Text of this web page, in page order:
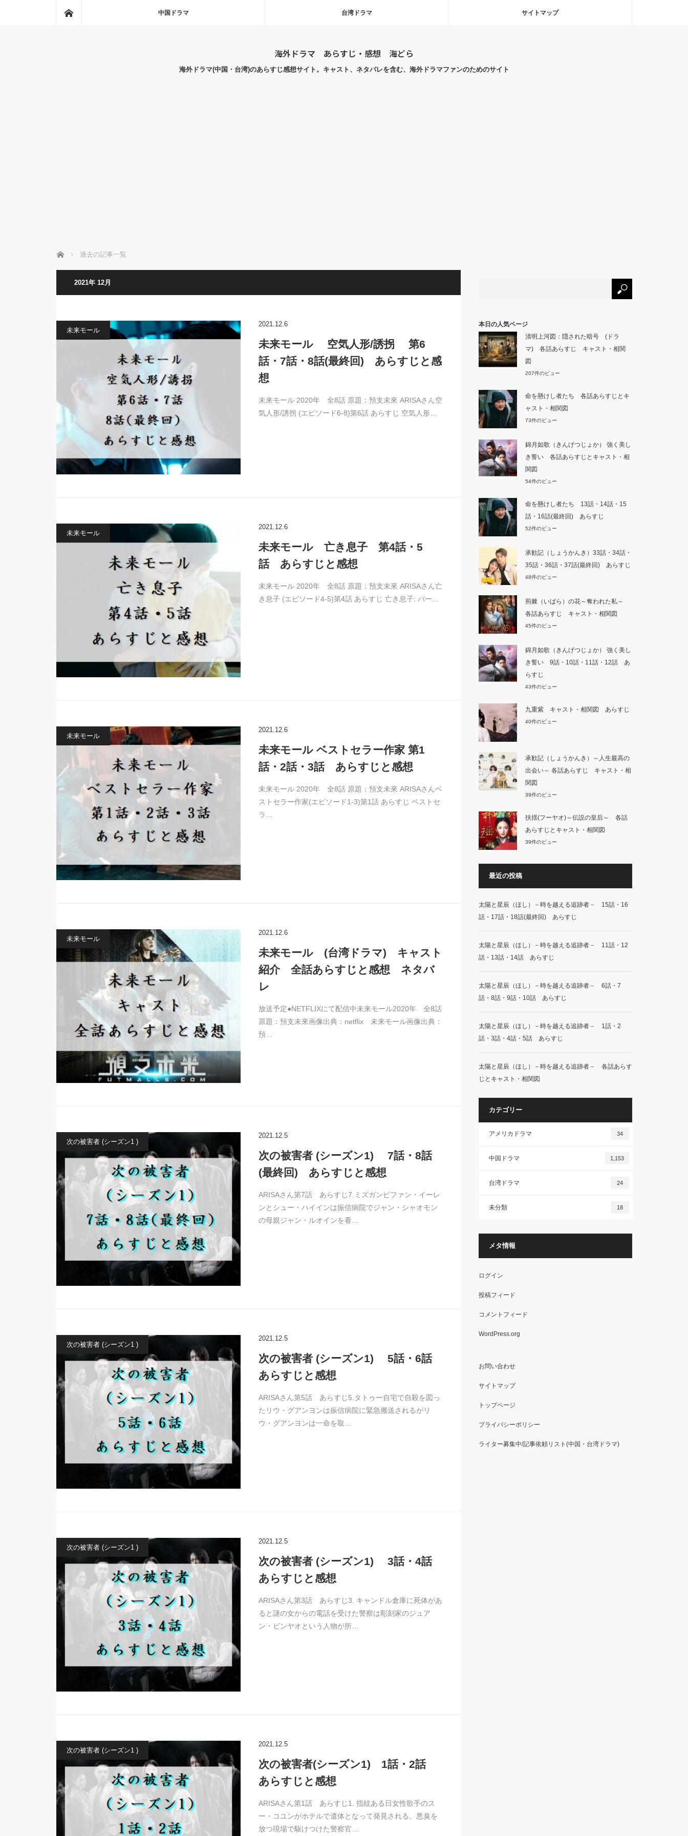
中国ドラマ 台湾ドラマ サイトマップ
海外ドラマ あらすじ・感想 海どら
海外ドラマ(中国・台湾)のあらすじ感想サイト。キャスト、ネタバレを含む、海外ドラマファンのためのサイト
ホーム 過去の記事一覧
2021年 12月
未来モール
2021.12.6
未来モール 空気人形/誘拐 第6
話・7話・8話(最終回) あらすじと感
想
未来モール 2020年 全8話 原題：預支未來 ARISAさん空
気人形/誘拐 (エピソード6-8)第6話 あらすじ 空気人形…
未来モール
2021.12.6
未来モール 亡き息子 第4話・5
話 あらすじと感想
未来モール 2020年 全8話 原題：預支未來 ARISAさん亡
き息子 (エピソード4-5)第4話 あらすじ 亡き息子: パー…
未来モール
2021.12.6
未来モール ベストセラー作家 第1
話・2話・3話 あらすじと感想
未来モール 2020年 全8話 原題：預支未來 ARISAさんベ
ストセラー作家(エピソード1-3)第1話 あらすじ ベストセ
ラ…
未来モール
2021.12.6
未来モール (台湾ドラマ) キャスト
紹介 全話あらすじと感想 ネタバ
レ
放送予定●NETFLIXにて配信中未来モール2020年 全8話
原題：預支未來画像出典：netflix 未来モール画像出典：
預…
次の被害者 (シーズン1 )
2021.12.5
次の被害者 (シーズン1) 7話・8話
(最終回) あらすじと感想
ARISAさん第7話 あらすじ7.ミズガンピファン・イーレ
ンとシュー・ハイインは振信病院でジャン・シャオモン
の母親ジャン・ルオインを看…
次の被害者 (シーズン1 )
2021.12.5
次の被害者 (シーズン1) 5話・6話
あらすじと感想
ARISAさん第5話 あらすじ5.タトゥー自宅で自殺を図っ
たリウ・グアンヨンは振信病院に緊急搬送されるがリ
ウ・グアンヨンは一命を取…
次の被害者 (シーズン1 )
2021.12.5
次の被害者 (シーズン1) 3話・4話
あらすじと感想
ARISAさん第3話 あらすじ3. キャンドル倉庫に死体があ
ると謎の女からの電話を受けた警察は彫刻家のジュア
ン・ビンヤオという人物が所…
次の被害者 (シーズン1 )
2021.12.5
次の被害者(シーズン1) 1話・2話
あらすじと感想
ARISAさん第1話 あらすじ1. 指紋ある日女性歌手のス
ー・コユンがホテルで遺体となって発見される。悪臭を
放つ現場で駆けつけた警察官…
本日の人気ページ
清明上河図：隠された暗号 (ドラ
マ) 各話あらすじ キャスト・相関
図
207件のビュー
命を懸けし者たち 各話あらすじとキ
ャスト・相関図
73件のビュー
錦月如歌（きんげつじょか） 強く美し
き誓い 各話あらすじとキャスト・相
関図
54件のビュー
命を懸けし者たち 13話・14話・15
話・16話(最終回) あらすじ
52件のビュー
承歓記（しょうかんき）33話・34話・
35話・36話・37話(最終回) あらすじ
48件のビュー
荊棘（いばら）の花～奪われた私～
各話あらすじ キャスト・相関図
45件のビュー
錦月如歌（きんげつじょか） 強く美し
き誓い 9話・10話・11話・12話 あ
らすじ
43件のビュー
九重紫 キャスト・相関図 あらすじ
40件のビュー
承歓記（しょうかんき）～人生最高の
出会い～ 各話あらすじ キャスト・相
関図
39件のビュー
扶揺(フーヤオ)～伝説の皇后～ 各話
あらすじとキャスト・相関図
39件のビュー
最近の投稿
太陽と星辰（ほし）－時を越える追跡者－ 15話・16
話・17話・18話(最終回) あらすじ
太陽と星辰（ほし）－時を越える追跡者－ 11話・12
話・13話・14話 あらすじ
太陽と星辰（ほし）－時を越える追跡者－ 6話・7
話・8話・9話・10話 あらすじ
太陽と星辰（ほし）－時を越える追跡者－ 1話・2
話・3話・4話・5話 あらすじ
太陽と星辰（ほし）－時を越える追跡者－ 各話あらす
じとキャスト・相関図
カテゴリー
アメリカドラマ 34
中国ドラマ 1,153
台湾ドラマ 24
未分類 18
メタ情報
ログイン
投稿フィード
コメントフィード
WordPress.org
お問い合わせ
サイトマップ
トップページ
プライバシーポリシー
ライター募集中/記事依頼リスト(中国・台湾ドラマ)